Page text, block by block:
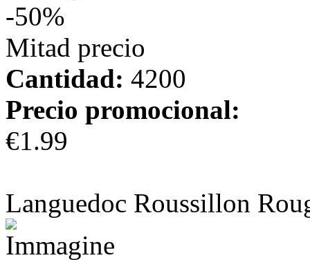
-50%
Mitad precio
Cantidad: 4200
Precio promocional:
€1.99
Languedoc Roussillon